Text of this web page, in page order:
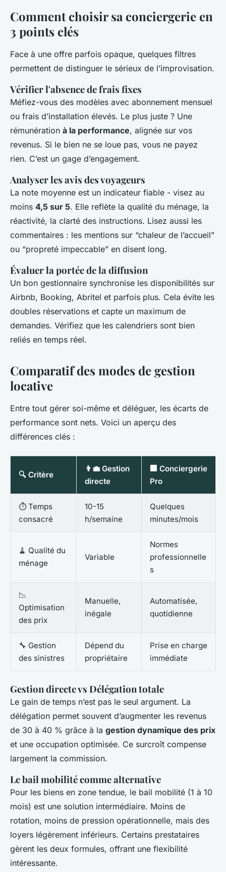
Comment choisir sa conciergerie en
3 points clés
Face à une offre parfois opaque, quelques filtres
permettent de distinguer le sérieux de l’improvisation.
Vérifier l'absence de frais fixes
Méfiez-vous des modèles avec abonnement mensuel
ou frais d’installation élevés. Le plus juste ? Une
rémunération à la performance, alignée sur vos
revenus. Si le bien ne se loue pas, vous ne payez
rien. C’est un gage d’engagement.
Analyser les avis des voyageurs
La note moyenne est un indicateur fiable - visez au
moins 4,5 sur 5. Elle reflète la qualité du ménage, la
réactivité, la clarté des instructions. Lisez aussi les
commentaires : les mentions sur “chaleur de l’accueil”
ou “propreté impeccable” en disent long.
Évaluer la portée de la diffusion
Un bon gestionnaire synchronise les disponibilités sur
Airbnb, Booking, Abritel et parfois plus. Cela évite les
doubles réservations et capte un maximum de
demandes. Vérifiez que les calendriers sont bien
reliés en temps réel.
Comparatif des modes de gestion
locative
Entre tout gérer soi-même et déléguer, les écarts de
performance sont nets. Voici un aperçu des
différences clés :
🔍 Critère
👨‍💼 Gestion
directe
🏢 Conciergerie
Pro
⏱ Temps
consacré
10-15
h/semaine
Quelques
minutes/mois
🧹 Qualité du
ménage
Variable
Normes
professionnelle
s
📉
Optimisation
des prix
Manuelle,
inégale
Automatisée,
quotidienne
🔧 Gestion
des sinistres
Dépend du
propriétaire
Prise en charge
immédiate
Gestion directe vs Délégation totale
Le gain de temps n’est pas le seul argument. La
délégation permet souvent d’augmenter les revenus
de 30 à 40 % grâce à la gestion dynamique des prix
et une occupation optimisée. Ce surcroît compense
largement la commission.
Le bail mobilité comme alternative
Pour les biens en zone tendue, le bail mobilité (1 à 10
mois) est une solution intermédiaire. Moins de
rotation, moins de pression opérationnelle, mais des
loyers légèrement inférieurs. Certains prestataires
gèrent les deux formules, offrant une flexibilité
intéressante.